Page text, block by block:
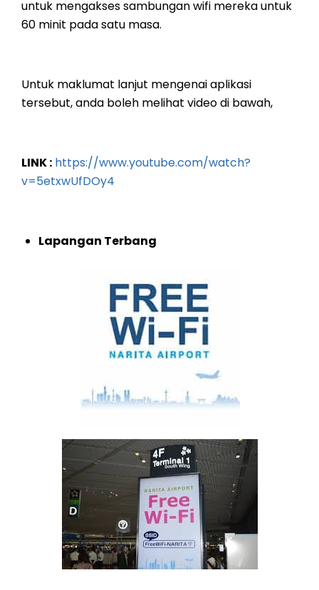
untuk mengakses sambungan wifi mereka untuk
60 minit pada satu masa.
Untuk maklumat lanjut mengenai aplikasi
tersebut, anda boleh melihat video di bawah,
LINK : https://www.youtube.com/watch?
v=5etxwUfDOy4
Lapangan Terbang